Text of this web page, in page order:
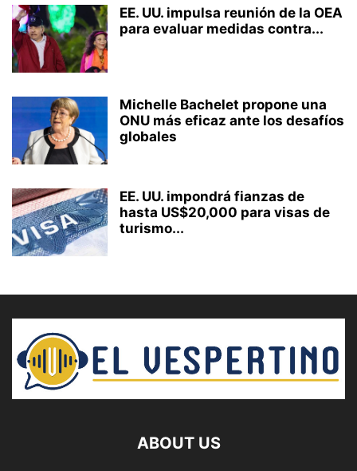
EE. UU. impulsa reunión de la OEA
para evaluar medidas contra...
Michelle Bachelet propone una
ONU más eficaz ante los desafíos
globales
EE. UU. impondrá fianzas de
hasta US$20,000 para visas de
turismo...
ABOUT US